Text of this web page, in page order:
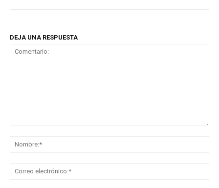
DEJA UNA RESPUESTA